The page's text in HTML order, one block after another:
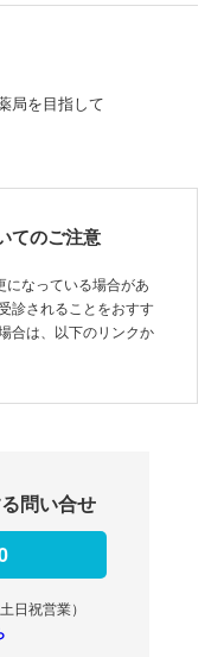
局を目指して
てのご注意
になっている場合があ
診されることをおすす
合は、以下のリンクか
問い合せ
日祝営業）